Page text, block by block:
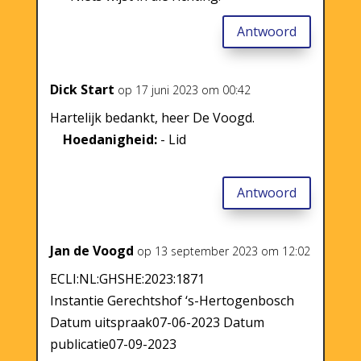
Antwoord
Dick Start op 17 juni 2023 om 00:42
Hartelijk bedankt, heer De Voogd.
Hoedanigheid:- Lid
Antwoord
Jan de Voogd op 13 september 2023 om 12:02
ECLI:NL:GHSHE:2023:1871
Instantie Gerechtshof ‘s-Hertogenbosch
Datum uitspraak07-06-2023 Datum
publicatie07-09-2023